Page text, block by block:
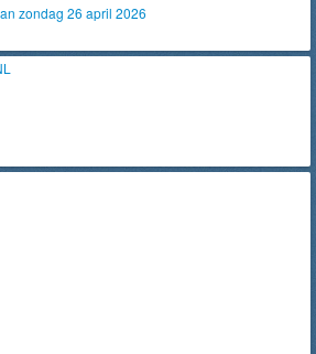
zondag 26 april 2026